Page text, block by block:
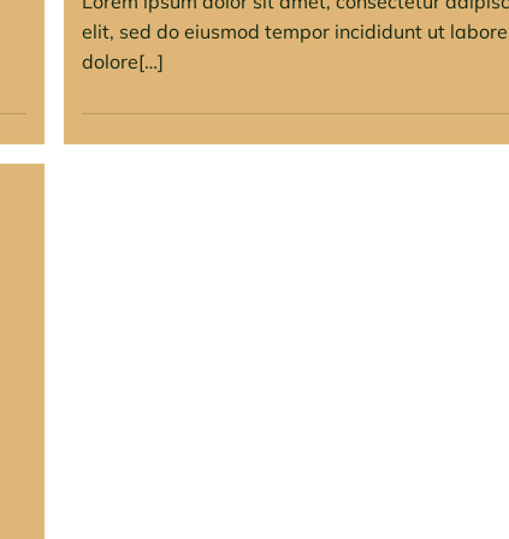
elit, sed do eiusmod tempor incididunt ut
dolore[…]